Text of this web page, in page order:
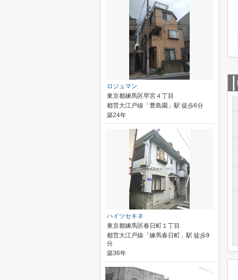
ロジュマン
東京都練馬区早宮４丁目
都営大江戸線「豊島園」駅 徒歩6分
築24年
ハイツセキネ
東京都練馬区春日町１丁目
都営大江戸線「練馬春日町」駅 徒歩9
分
築36年